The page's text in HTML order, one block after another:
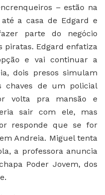
– estão na
a casa de Edgard e
parte do negócio
piratas. Edgard enfatiza
e vai continuar a
dois presos simulam
chaves de um policial
volta pra mansão e
sair com ele, mas
responde que se for
Andreia. Miguel tenta
a professora anuncia
Poder Jovem, dos